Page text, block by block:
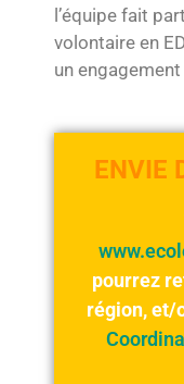
l’équipe fait
volontaire en
un engagement
ENVIE
pourrez
région, et/